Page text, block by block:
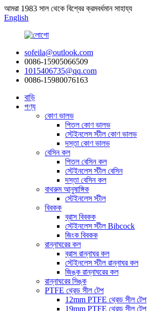
আমরা 1983 সাল থেকে বিশ্বের ক্রমবর্ধমান সাহায্য
English
sofeila@outlook.com
0086-15905066509
1015406735@qq.com
0086-15980076163
বাড়ি
পণ্য
কোণ ভালভ
পিতল কোণ ভালভ
স্টেইনলেস স্টীল কোণ ভালভ
দস্তা কোণ ভালভ
বেসিন কল
পিতল বেসিন কল
স্টেইনলেস স্টীল বেসিন
দস্তা বেসিন কল
বাথরুম আনুষাঙ্গিক
স্টেইনলেস স্টীল
বিবকক
ব্রাস বিবকক
স্টেইনলেস স্টীল Bibcock
জিংক বিবকক
রান্নাঘরের কল
ব্রাস রান্নাঘর কল
স্টেইনলেস স্টীল রান্নাঘর কল
জিঙ্ক রান্নাঘরের কল
রান্নাঘরের সিঙ্ক
PTFE থ্রেড সীল টেপ
12mm PTFE থ্রেড সীল টেপ
19mm PTFE থ্রেড সীল টেপ